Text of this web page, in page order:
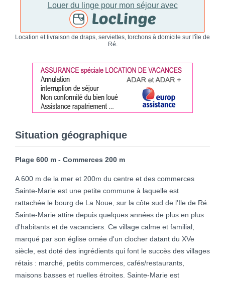
Louer du linge pour mon séjour avec
Location et livraison de draps, serviettes, torchons à domicile sur l'île de
Ré.
Situation géographique
Plage 600 m - Commerces 200 m
A 600 m de la mer et 200m du centre et des commerces
Sainte-Marie est une petite commune à laquelle est
rattachée le bourg de La Noue, sur la côte sud de l'Ile de Ré.
Sainte-Marie attire depuis quelques années de plus en plus
d'habitants et de vacanciers. Ce village calme et familial,
marqué par son église ornée d'un clocher datant du XVe
siècle, est doté des ingrédients qui font le succès des villages
rétais : marché, petits commerces, cafés/restaurants,
maisons basses et ruelles étroites. Sainte-Marie est